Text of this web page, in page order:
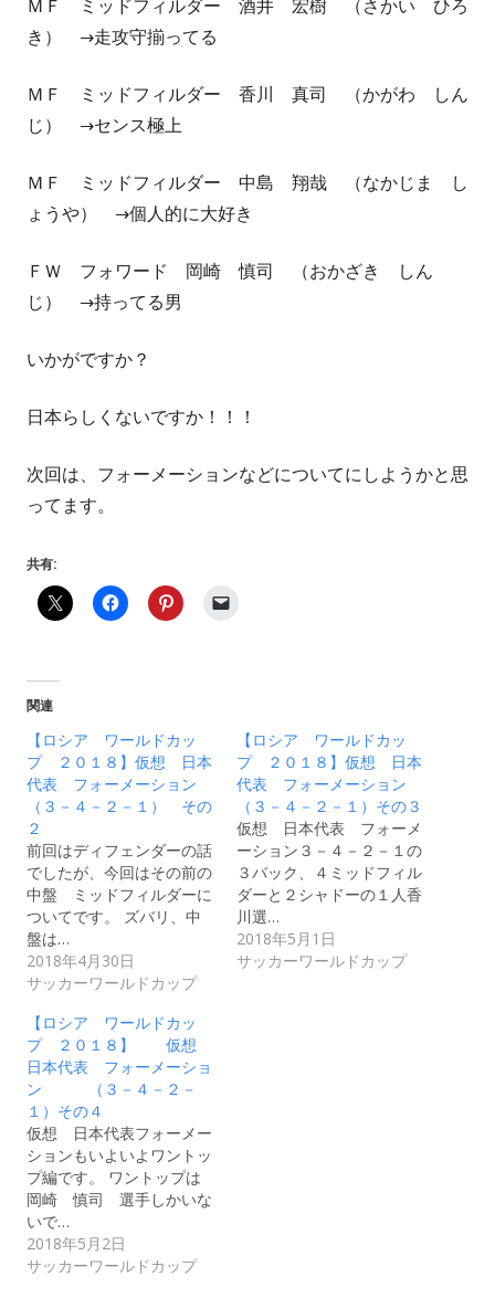
ＭＦ ミッドフィルダー 酒井 宏樹 （さかい ひろ
き） →走攻守揃ってる
ＭＦ ミッドフィルダー 香川 真司 （かがわ しん
じ） →センス極上
ＭＦ ミッドフィルダー 中島 翔哉 （なかじま し
ょうや） →個人的に大好き
ＦＷ フォワード 岡崎 慎司 （おかざき しん
じ） →持ってる男
いかがですか？
日本らしくないですか！！！
次回は、フォーメーションなどについてにしようかと思
ってます。
共有:
関連
【ロシア ワールドカッ
プ ２０１８】仮想 日本
代表 フォーメーション
（３－４－２－１） その
２
前回はディフェンダーの話
でしたが、今回はその前の
中盤 ミッドフィルダーに
ついてです。 ズバリ、中
盤は…
2018年4月30日
サッカーワールドカップ
【ロシア ワールドカッ
プ ２０１８】仮想 日本
代表 フォーメーション
（３－４－２－１）その３
仮想 日本代表 フォーメ
ーション３－４－２－１の
３バック、４ミッドフィル
ダーと２シャドーの１人香
川選…
2018年5月1日
サッカーワールドカップ
【ロシア ワールドカッ
プ ２０１８】 仮想
日本代表 フォーメーショ
ン （３－４－２－
１）その４
仮想 日本代表フォーメー
ションもいよいよワントッ
プ編です。 ワントップは
岡崎 慎司 選手しかいな
いで…
2018年5月2日
サッカーワールドカップ